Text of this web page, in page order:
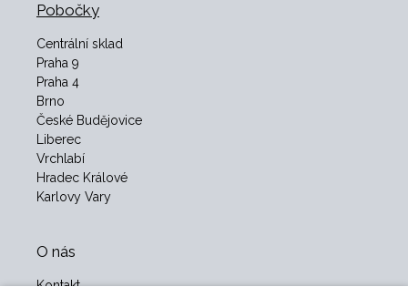
Pobočky
Centrální sklad
Praha 9
Praha 4
Brno
České Budějovice
Liberec
Vrchlabí
Hradec Králové
Karlovy Vary
O nás
Kontakt